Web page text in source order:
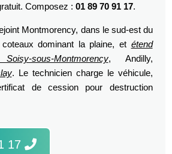
Composez :01 89 70 91 17.
Montmorency, dans le sud-est du
dominant la plaine, et étend
sous-Montmorency, Andilly,
. Le technicien charge le véhicule,
de cession pour destruction
17